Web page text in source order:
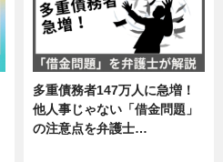
多重債務者147万人に急増！
他人事じゃない「借金問題」
の注意点を弁護士…